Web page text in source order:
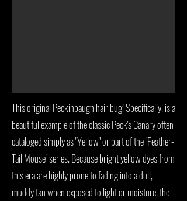
This original Peckinpaugh hair bug! Specifically, is a
beautiful example of the classic Peck's Canary often
cataloged simply as "Yellow" or part of the "Feather-
Tail Mouse" series. Because bright yellow dyes from
this era are highly prone to fading into a dull,
muddy tan when exposed to light or moisture, the